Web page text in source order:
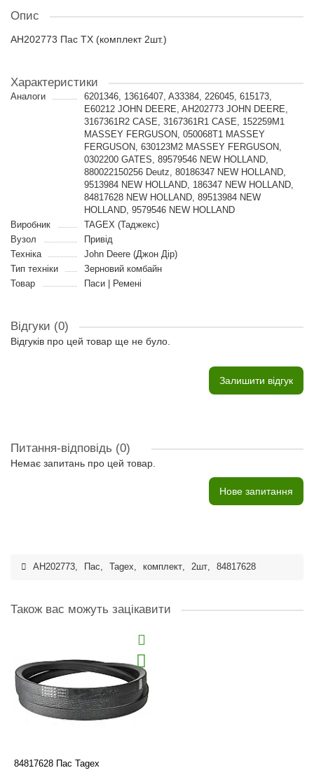
Опис
AH202773 Пас TX (комплект 2шт.)
Характеристики
Аналоги
6201346, 13616407, A33384, 226045, 615173,
E60212 JOHN DEERE, AH202773 JOHN DEERE,
3167361R2 CASE, 3167361R1 CASE, 152259M1
MASSEY FERGUSON, 050068T1 MASSEY
FERGUSON, 630123M2 MASSEY FERGUSON,
0302200 GATES, 89579546 NEW HOLLAND,
880022150256 Deutz, 80186347 NEW HOLLAND,
9513984 NEW HOLLAND, 186347 NEW HOLLAND,
84817628 NEW HOLLAND, 89513984 NEW
HOLLAND, 9579546 NEW HOLLAND
Виробник
TAGEX (Таджекс)
Вузол
Привід
Техніка
John Deere (Джон Дір)
Тип техніки
Зерновий комбайн
Товар
Паси | Ремені
Відгуки (0)
Відгуків про цей товар ще не було.
Залишити відгук
Питання-відповідь (0)
Немає запитань про цей товар.
Нове запитання
AH202773, Пас, Tagex, комплект, 2шт, 84817628
Також вас можуть зацікавити
84817628 Пас Tagex